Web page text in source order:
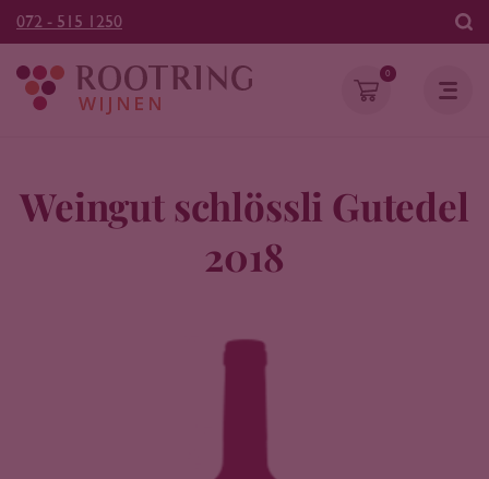
072 - 515 1250
0
Weingut schlössli Gutedel
2018